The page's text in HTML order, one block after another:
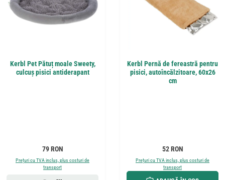
Kerbl Pet Pătuț moale Sweety,
culcuș pisici antiderapant
Preț obișnuit:
79 RON
Prețuri cu TVA inclus, plus costuri de
transport
Kerbl Pernă de fereastră pentru
pisici, autoîncălzitoare, 60x26
cm
Preț obișnuit:
52 RON
Prețuri cu TVA inclus, plus costuri de
transport